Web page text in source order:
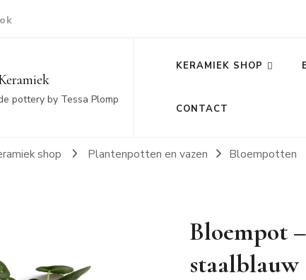
pottery by Tessa Plomp
KERAMIEK SHOP
CONTACT
shop Plantenpotten en vazen Bloempotten
Bloempot
staalblauw